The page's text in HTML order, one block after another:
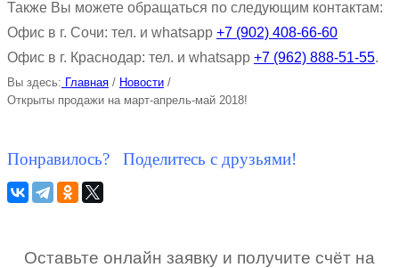
Также Вы можете обращаться по следующим контактам:
Офис в г. Сочи: тел. и whatsapp +7 (902) 408-66-60
Офис в г. Краснодар: тел. и whatsapp +7 (962) 888-51-55.
Вы здесь: Главная / Новости /
Открыты продажи на март-апрель-май 2018!
Понравилось? Поделитесь с друзьями!
Оставьте онлайн заявку и получите счёт на